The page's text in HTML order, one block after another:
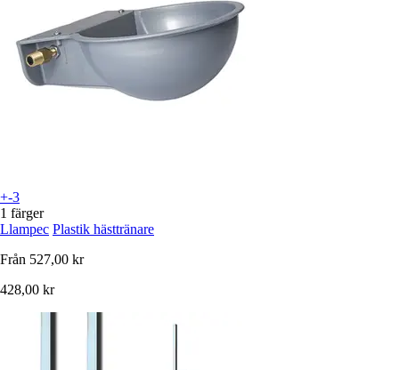
+-3
1 färger
Llampec Plastik hästtränare
Från 527,00 kr
428,00 kr